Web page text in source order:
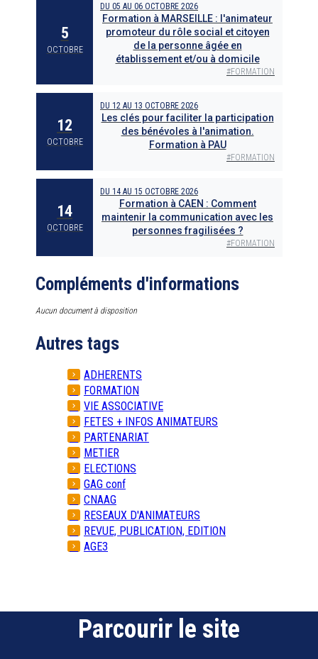
5
OCTOBRE
DU 05 AU 06 OCTOBRE 2026
Formation à MARSEILLE : l'animateur
promoteur du rôle social et citoyen
de la personne âgée en
établissement et/ou à domicile
#FORMATION
12
OCTOBRE
DU 12 AU 13 OCTOBRE 2026
Les clés pour faciliter la participation
des bénévoles à l'animation.
Formation à PAU
#FORMATION
14
OCTOBRE
DU 14 AU 15 OCTOBRE 2026
Formation à CAEN : Comment
maintenir la communication avec les
personnes fragilisées ?
#FORMATION
Compléments d'informations
Aucun document à disposition
Autres tags
ADHERENTS
FORMATION
VIE ASSOCIATIVE
FETES + INFOS ANIMATEURS
PARTENARIAT
METIER
ELECTIONS
GAG conf
CNAAG
RESEAUX D'ANIMATEURS
REVUE, PUBLICATION, EDITION
AGE3
Parcourir le site